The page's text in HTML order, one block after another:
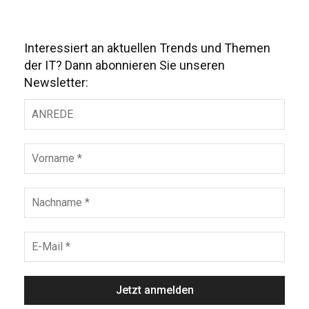
Interessiert an aktuellen Trends und Themen
der IT? Dann abonnieren Sie unseren
Newsletter: